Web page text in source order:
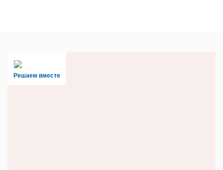
Решаем вместе